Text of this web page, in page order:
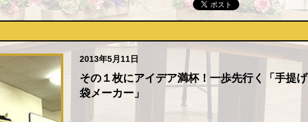
2013年5月11日
その１枚にアイデア満杯！一歩先行く「手提げ
袋メーカー」